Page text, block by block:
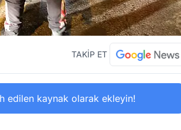
TAKİP ET
edilen kaynak olarak ekleyin!